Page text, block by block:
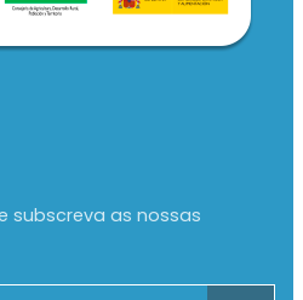
subscreva as nossas